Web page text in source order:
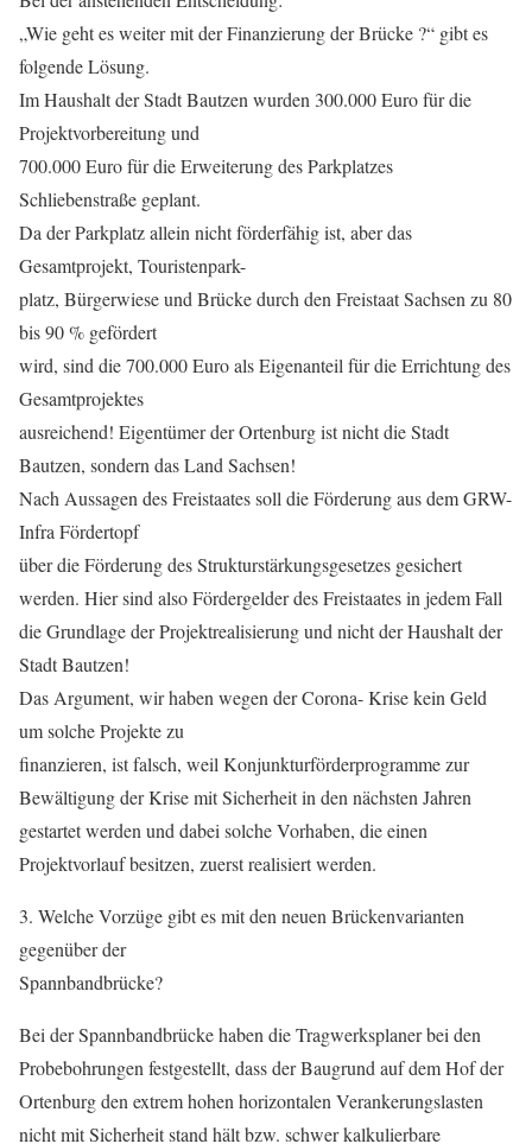
„Wie geht es weiter mit der Finanzierung der Brücke ?“ gibt es
folgende Lösung.
Im Haushalt der Stadt Bautzen wurden 300.000 Euro für die
Projektvorbereitung und
700.000 Euro für die Erweiterung des Parkplatzes
Schliebenstraße geplant.
Da der Parkplatz allein nicht förderfähig ist, aber das
Gesamtprojekt, Touristenpark-
platz, Bürgerwiese und Brücke durch den Freistaat Sachsen zu 80
bis 90 % gefördert
wird, sind die 700.000 Euro als Eigenanteil für die Errichtung des
Gesamtprojektes
ausreichend! Eigentümer der Ortenburg ist nicht die Stadt
Bautzen, sondern das Land Sachsen!
Nach Aussagen des Freistaates soll die Förderung aus dem GRW-
Infra Fördertopf
über die Förderung des Strukturstärkungsgesetzes gesichert
werden. Hier sind also Fördergelder des Freistaates in jedem Fall
die Grundlage der Projektrealisierung und nicht der Haushalt der
Stadt Bautzen!
Das Argument, wir haben wegen der Corona- Krise kein Geld
um solche Projekte zu
finanzieren, ist falsch, weil Konjunkturförderprogramme zur
Bewältigung der Krise mit Sicherheit in den nächsten Jahren
gestartet werden und dabei solche Vorhaben, die einen
Projektvorlauf besitzen, zuerst realisiert werden.
3. Welche Vorzüge gibt es mit den neuen Brückenvarianten
gegenüber der
Spannbandbrücke?
Bei der Spannbandbrücke haben die Tragwerksplaner bei den
Probebohrungen festgestellt, dass der Baugrund auf dem Hof der
Ortenburg den extrem hohen horizontalen Verankerungslasten
nicht mit Sicherheit stand hält bzw. schwer kalkulierbare